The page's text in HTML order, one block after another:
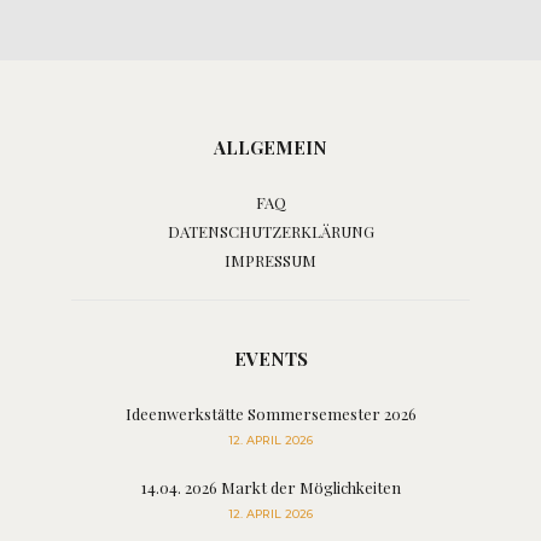
ALLGEMEIN
FAQ
DATENSCHUTZERKLÄRUNG
IMPRESSUM
EVENTS
Ideenwerkstätte Sommersemester 2026
12. APRIL 2026
14.04. 2026 Markt der Möglichkeiten
12. APRIL 2026